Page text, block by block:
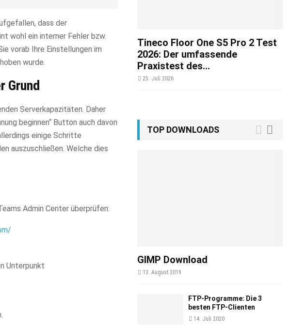
dass der
wohl ein interner Fehler bzw.
vorab Ihre Einstellungen im
wurde.
Grund
Serverkapazitäten. Daher
beginnen“ Button auch davon
einige Schritte
auszuschließen. Welche dies
Admin Center überprüfen:
Unterpunkt
Tineco Floor One S5 Pro 2 Test
2026: Der umfassende
Praxistest des...
25. Juli 2026
TOP DOWNLOADS
GIMP Download
13. August 2019
FTP-Programme: Die 3
besten FTP-Clienten
14. Juli 2020